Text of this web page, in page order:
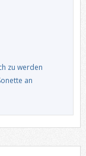
zu werden
an